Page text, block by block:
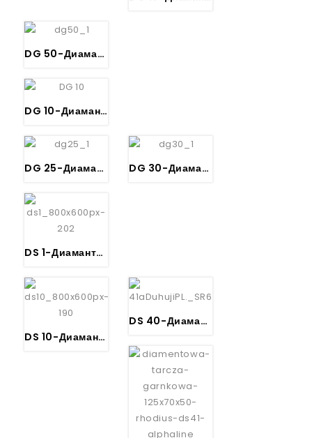
DG 50-Диамантска пила-RHODIUS
DG 10-Диамантска пила за Сечење Плoчки-RHODIUS
DG 25-Диамантска пила за Сечење Мермер – RHODIUS DG 30-Диамантска пила за Сечење Плички – RHODIUS
DS 1-Диамантски-Лончаст лончст брус за Бетон – RHODIUS
DS 10-Диамантски-Лончаст лончст брус за Бетон – RHODIUS
DS 40-Диамантски-Лончаст лончст брус за Бетон – RHODIUS